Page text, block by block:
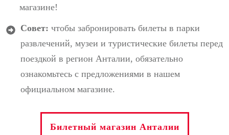
магазине!
Совет: чтобы забронировать билеты в парки
развлечений, музеи и туристические билеты перед
поездкой в регион Анталии, обязательно
ознакомьтесь с предложениями в нашем
официальном магазине.
Билетный магазин Анталии